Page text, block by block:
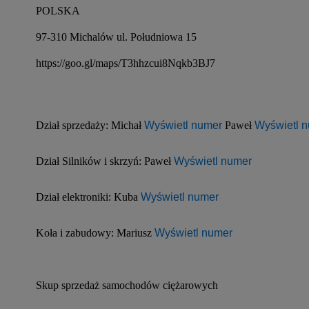
POLSKA
97-310 Michalów ul. Południowa 15
https://goo.gl/maps/T3hhzcui8Nqkb3BJ7
Dział sprzedaży: Michał Wyświetl numer Paweł Wyświetl
Dział Silników i skrzyń: Paweł Wyświetl numer
Dział elektroniki: Kuba Wyświetl numer
Koła i zabudowy: Mariusz Wyświetl numer
Skup sprzedaż samochodów ciężarowych